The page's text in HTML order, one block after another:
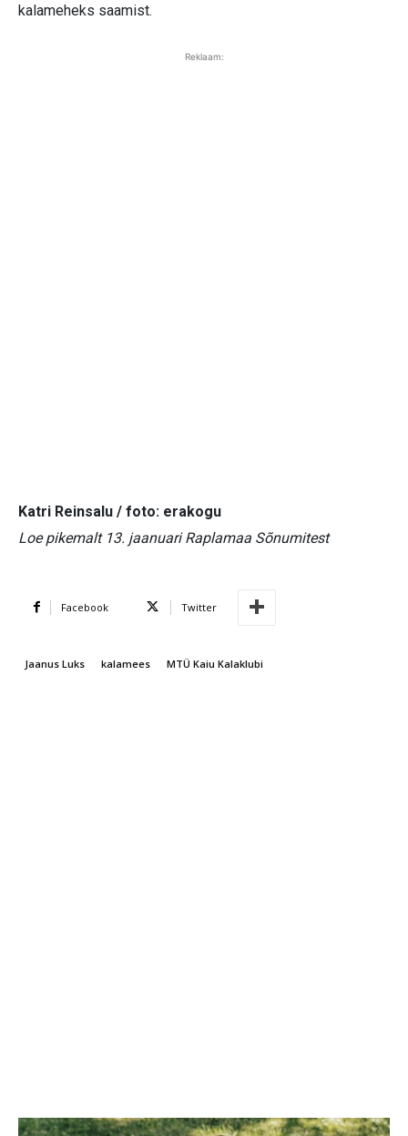
kalameheks saamist.
Reklaam:
Katri Reinsalu / foto: erakogu
Loe pikemalt 13. jaanuari Raplamaa Sõnumitest
Facebook Twitter
Jaanus Luks kalamees MTÜ Kaiu Kalaklubi